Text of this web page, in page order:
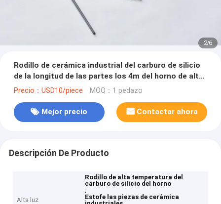
2/6
Rodillo de cerámica industrial del carburo de silicio
de la longitud de las partes los 4m del horno de alta
temperatura
Precio：USD10/piece MOQ：1 pedazo
Mejor precio Contactar ahora
Descripción De Producto
Alta luz
Rodillo de alta temperatura del
carburo de silicio del horno
,
Estofe las piezas de cerámica